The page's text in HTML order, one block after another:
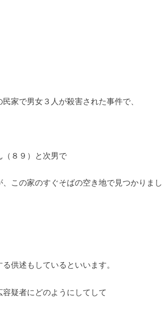
家で男女３人が殺害された事件で、
（８９）と次男で
この家のすぐそばの空き地で見つかりまし
供述もしているといいます。
疑者にどのようにしてして